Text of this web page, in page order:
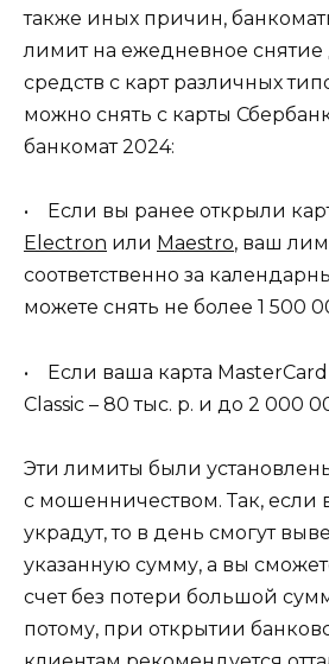
также иных причин,
лимит на ежедневное
средств с карт различных
можно снять с карты
банкомат 2024:
• Если вы ранее открыли
Electron или Maestro, ваш
соответственно за
можете снять не более 1 500
• Если ваша карта
Classic – 80 тыс. р. и до 2 000
Эти лимиты были
с мошенничеством. Так, если
украдут, то в день смогут
указанную сумму, а вы
счет без потери большой
потому, при открытии